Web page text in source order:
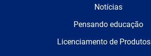
Notícias
Pensando educação
Licenciamento de Produtos